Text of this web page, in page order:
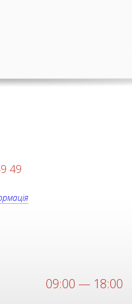
49
09:00 — 18:00